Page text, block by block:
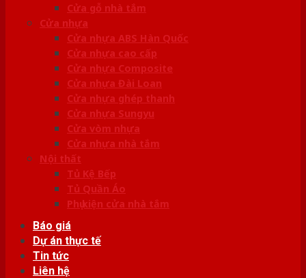
Cửa gỗ nhà tắm
Cửa nhựa
Cửa nhựa ABS Hàn Quốc
Cửa nhựa cao cấp
Cửa nhựa Composite
Cửa nhựa Đài Loan
Cửa nhựa ghép thanh
Cửa nhựa Sungyu
Cửa vòm nhựa
Cửa nhựa nhà tắm
Nội thất
Tủ Kệ Bếp
Tủ Quần Áo
Phụ kiện cửa nhà tắm
Báo giá
Dự án thực tế
Tin tức
Liên hệ